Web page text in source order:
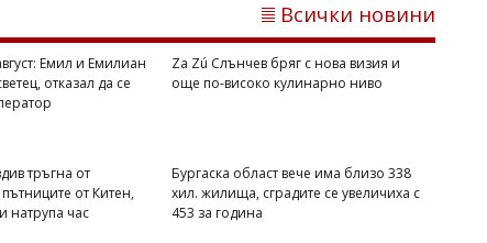
07/08/2026, Петък 21:31 1
Димитър КИРЯКОВ
Всички новини
Емил и Емилиан
отказал да се
Za Zú Слънчев бряг с нова визия и
още по-високо кулинарно ниво
тръгна от
от Китен,
натрупа час
Бургаска област вече има близо 338
хил. жилища, сградите се увеличиха с
453 за година